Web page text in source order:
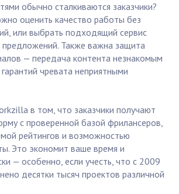
обычно сталкиваются заказчики?
оценить качество работы без
или выбрать подходящий сервис
Также важна защита
— передача контента незнакомым
чревата неприятными
в том, что заказчики получают
с проверенной базой фрилансеров,
рейтингов и возможностью
Это экономит ваше время и
— особенно, если учесть, что с 2009
десятки тысяч проектов различной